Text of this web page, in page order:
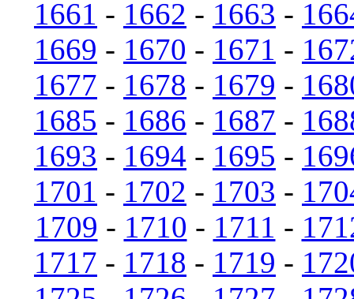
1661 - 1662 - 1663 -
1669 - 1670 - 1671 -
1677 - 1678 - 1679 -
1685 - 1686 - 1687 -
1693 - 1694 - 1695 -
1701 - 1702 - 1703 -
1709 - 1710 - 1711 -
1717 - 1718 - 1719 -